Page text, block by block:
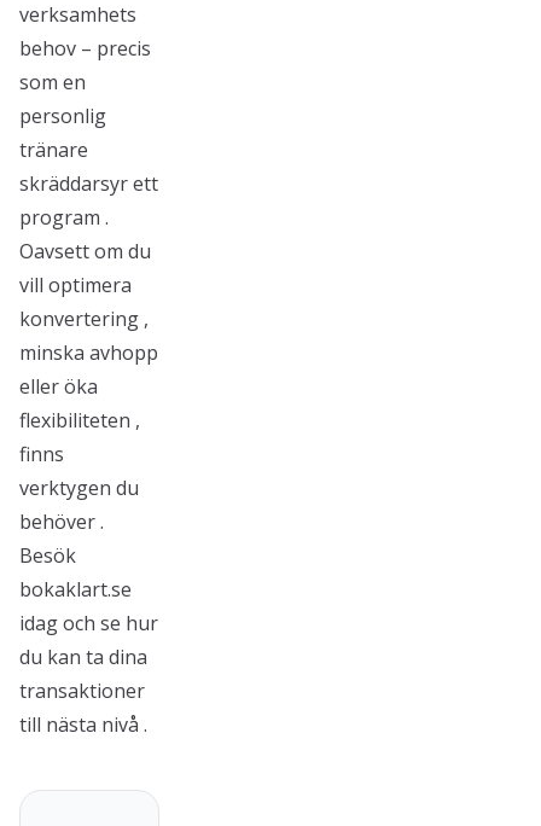
verksamhets
behov – precis
som en
personlig
tränare
skräddarsyr ett
program .
Oavsett om du
vill optimera
konvertering ,
minska avhopp
eller öka
flexibiliteten ,
finns
verktygen du
behöver .
Besök
bokaklart.se
idag och se hur
du kan ta dina
transaktioner
till nästa nivå .